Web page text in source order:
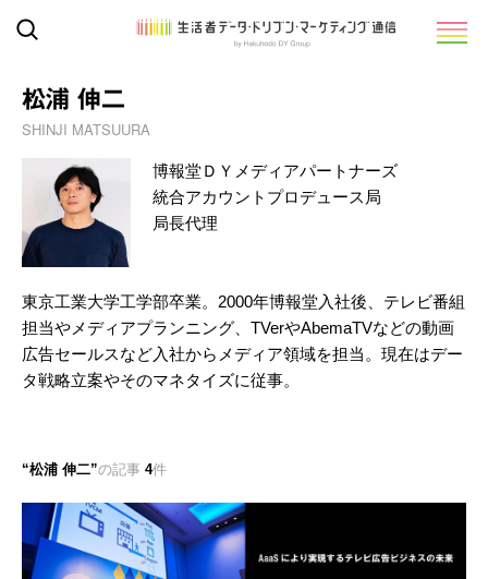
松浦 伸二
SHINJI MATSUURA
博報堂ＤＹメディアパートナーズ
統合アカウントプロデュース局
局長代理
東京工業大学工学部卒業。2000年博報堂入社後、テレビ番組
担当やメディアプランニング、TVerやAbemaTVなどの動画
広告セールスなど入社からメディア領域を担当。現在はデー
タ戦略立案やそのマネタイズに従事。
松浦 伸二 の記事 4件